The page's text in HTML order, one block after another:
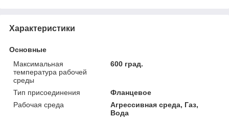
Характеристики
Основные
Максимальная
температура рабочей
среды
600 град.
Тип присоединения
Фланцевое
Рабочая среда
Агрессивная среда, Газ,
Вода